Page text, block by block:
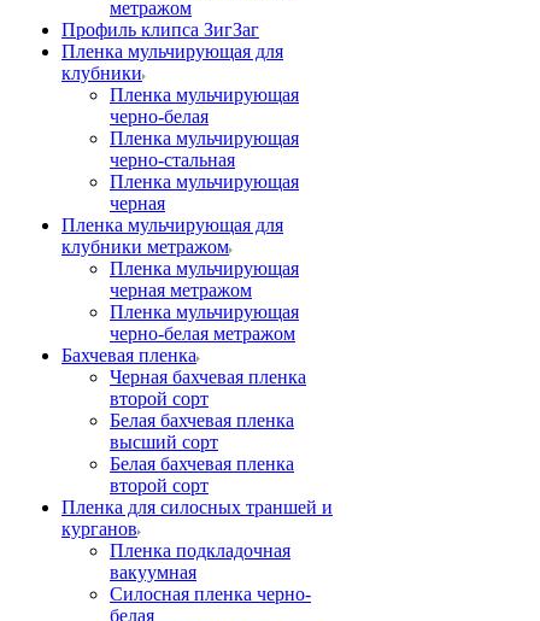
метражом
Профиль клипса ЗигЗаг
Пленка мульчирующая для
клубники
Пленка мульчирующая
черно-белая
Пленка мульчирующая
черно-стальная
Пленка мульчирующая
черная
Пленка мульчирующая для
клубники метражом
Пленка мульчирующая
черная метражом
Пленка мульчирующая
черно-белая метражом
Бахчевая пленка
Черная бахчевая пленка
второй сорт
Белая бахчевая пленка
высший сорт
Белая бахчевая пленка
второй сорт
Пленка для силосных траншей и
курганов
Пленка подкладочная
вакуумная
Силосная пленка черно-
белая